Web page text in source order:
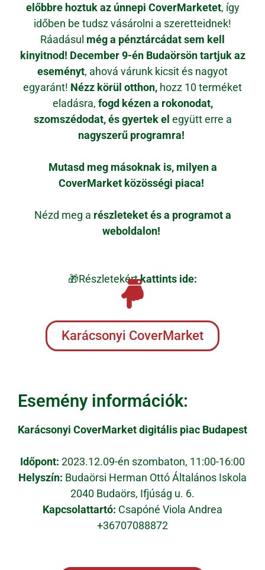
előbbre hoztuk az únnepi CoverMarketet, így
időben be tudsz vásárolni a szeretteidnek!
Ráadásul még a pénztárcádat sem kell
kinyitnod! December 9-én Budaörsön tartjuk az
eseményt, ahová várunk kicsit és nagyot
egyaránt! Nézz körül otthon, hozz 10 terméket
eladásra, fogd kézen a rokonodat,
szomszédodat, és gyertek el együtt erre a
nagyszerű programra!
Mutasd meg másoknak is, milyen a
CoverMarket közösségi piaca!
Nézd meg a részleteket és a programot a
weboldalon!
🎁Részletekértkattints ide:
Karácsonyi CoverMarket
Esemény információk:
Karácsonyi CoverMarket digitális piac Budapest
Időpont: 2023.12.09-én szombaton, 11:00-16:00
Helyszín: Budaörsi Herman Ottó Általános Iskola
2040 Budaörs, Ifjúság u. 6.
Kapcsolattartó: Csapóné Viola Andrea
+36707088872